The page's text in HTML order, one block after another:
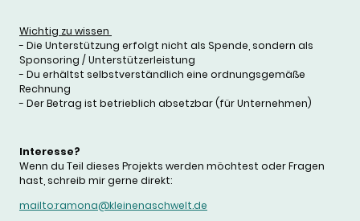
Wichtig zu wissen
- Die Unterstützung erfolgt nicht als Spende, sondern als
Sponsoring / Unterstützerleistung
- Du erhältst selbstverständlich eine ordnungsgemäße
Rechnung
- Der Betrag ist betrieblich absetzbar (für Unternehmen)
Interesse?
Wenn du Teil dieses Projekts werden möchtest oder Fragen
hast, schreib mir gerne direkt:
mailto:ramona@kleinenaschwelt.de